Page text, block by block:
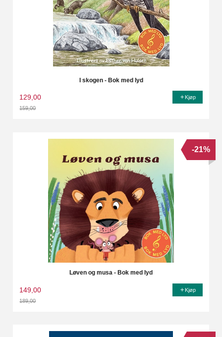
I skogen - Bok med lyd
129,00
159,00
Kjøp
Løven og musa - Bok med lyd
149,00
189,00
-21%
Kjøp